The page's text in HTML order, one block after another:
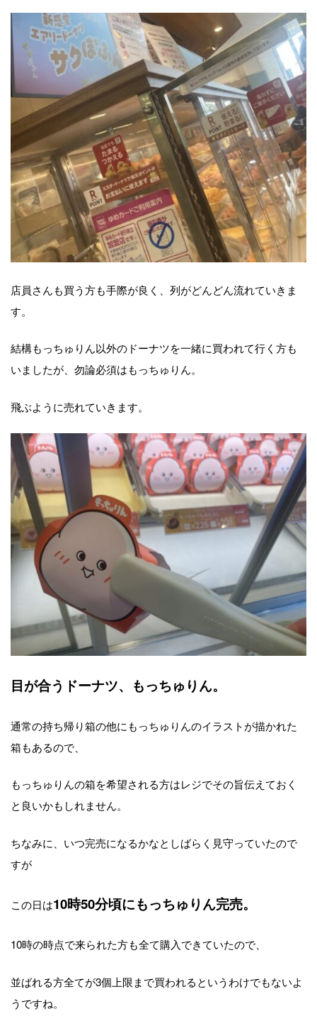
店員さんも買う方も手際が良く、列がどんどん流れていきま
す。
結構もっちゅりん以外のドーナツを一緒に買われて行く方も
いましたが、勿論必須はもっちゅりん。
飛ぶように売れていきます。
目が合うドーナツ、もっちゅりん。
通常の持ち帰り箱の他にもっちゅりんのイラストが描かれた
箱もあるので、
もっちゅりんの箱を希望される方はレジでその旨伝えておく
と良いかもしれません。
ちなみに、いつ完売になるかなとしばらく見守っていたので
すが
この日は10時50分頃にもっちゅりん完売。
10時の時点で来られた方も全て購入できていたので、
並ばれる方全てが3個上限まで買われるというわけでもないよ
うですね。